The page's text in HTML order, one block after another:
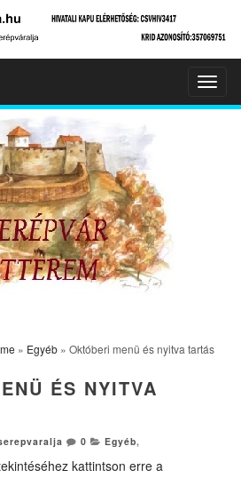
» Egyéb » Októberi menü és nyitva tartás
ÉS NYITVA
0 Egyéb,
kattintson erre a